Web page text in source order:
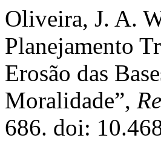
Oliveira, J. A.
Planejamento
Erosão das
Moralidade”,
686. doi: